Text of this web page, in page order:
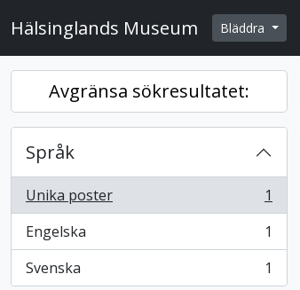
Hälsinglands Museum Bläddra
Avgränsa sökresultatet:
Språk
Unika poster
, 1 resultat
1
Engelska
, 1 resultat
1
Svenska
, 1 resultat 1